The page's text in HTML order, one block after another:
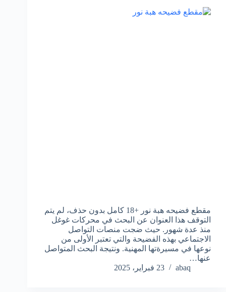
مقطع فضيحه هبة نور +18 كامل بدون حذف، لم يتم
التوقف هذا العنوان عن البحث في محركات غوغل
منذ عدة شهور. حيث ضجت منصات التواصل
الاجتماعي بهذه الفضيحة والتي تعتبر الأولى من
نوعها في مسيرةتها المهنية. ونتيجة البحث المتواصل
عنها…
abaq
23 فبراير، 2025